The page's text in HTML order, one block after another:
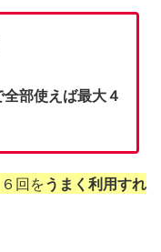
部使えば最大４
回をうまく利用すれ